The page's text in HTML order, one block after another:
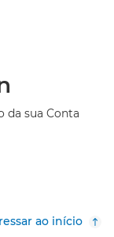
da sua Conta
ao início